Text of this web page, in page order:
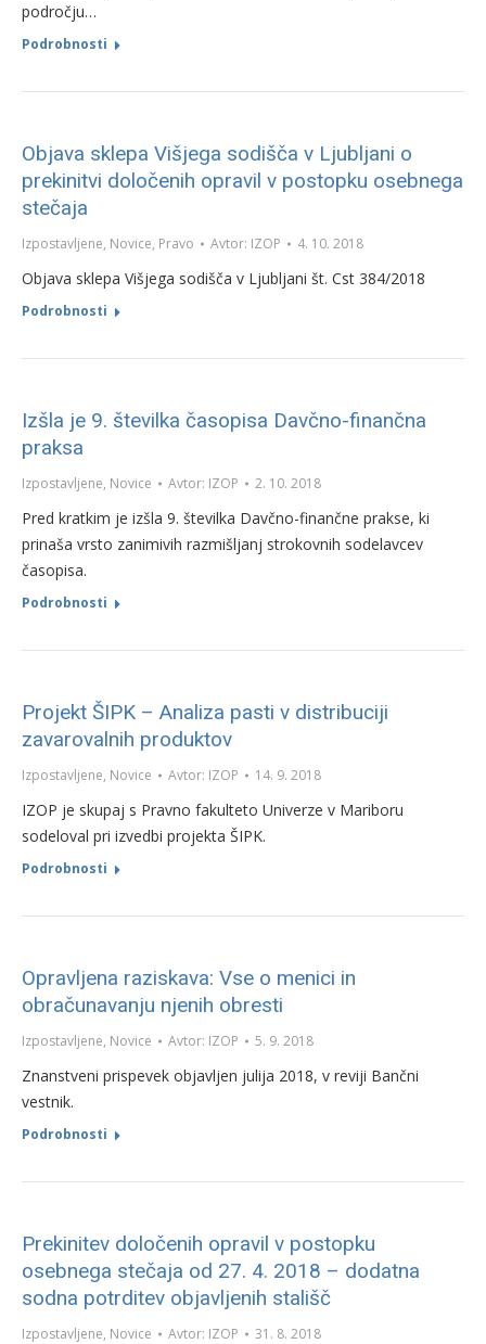
področju…
Podrobnosti
Objava sklepa Višjega sodišča v Ljubljani o
prekinitvi določenih opravil v postopku osebnega
stečaja
Izpostavljene, Novice, Pravo Avtor: IZOP 4. 10. 2018
Objava sklepa Višjega sodišča v Ljubljani št. Cst 384/2018
Podrobnosti
Izšla je 9. številka časopisa Davčno-finančna
praksa
Izpostavljene, Novice Avtor: IZOP 2. 10. 2018
Pred kratkim je izšla 9. številka Davčno-finančne prakse, ki
prinaša vrsto zanimivih razmišljanj strokovnih sodelavcev
časopisa.
Podrobnosti
Projekt ŠIPK – Analiza pasti v distribuciji
zavarovalnih produktov
Izpostavljene, Novice Avtor: IZOP 14. 9. 2018
IZOP je skupaj s Pravno fakulteto Univerze v Mariboru
sodeloval pri izvedbi projekta ŠIPK.
Podrobnosti
Opravljena raziskava: Vse o menici in
obračunavanju njenih obresti
Izpostavljene, Novice Avtor: IZOP 5. 9. 2018
Znanstveni prispevek objavljen julija 2018, v reviji Bančni
vestnik.
Podrobnosti
Prekinitev določenih opravil v postopku
osebnega stečaja od 27. 4. 2018 – dodatna
sodna potrditev objavljenih stališč
Izpostavljene, Novice Avtor: IZOP 31. 8. 2018